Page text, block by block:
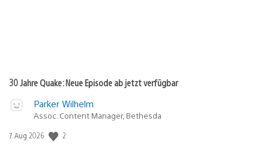
30 Jahre Quake: Neue Episode ab jetzt verfügbar
Parker Wilhelm
Assoc. Content Manager, Bethesda
Veröffentlichungsdatum:
7. Aug 2026 2